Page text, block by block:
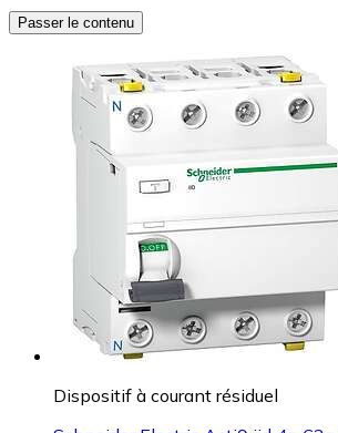
Passer le contenu
Dispositif à courant résiduel